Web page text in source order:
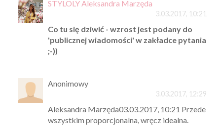
STYLOLY Aleksandra Marzęda
3.03.2017, 10:21
Co tu się dziwić - wzrost jest podany do
'publicznej wiadomości' w zakładce pytania
;-))
Anonimowy
3.03.2017, 12:29
Aleksandra Marzęda03.03.2017, 10:21 Przede
wszystkim proporcjonalna, wręcz idealna.